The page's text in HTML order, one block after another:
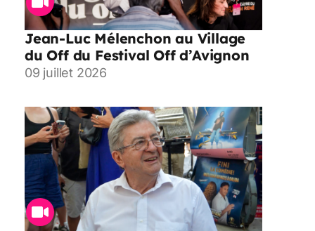
Jean-Luc Mélenchon au Village
du Off du Festival Off d’Avignon
09 juillet 2026